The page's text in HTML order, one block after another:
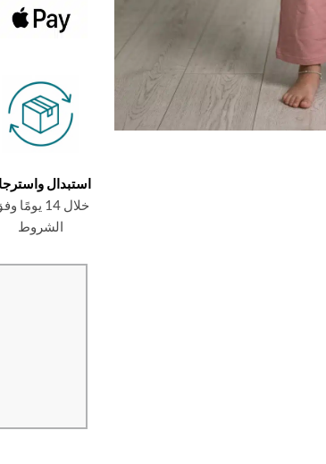
استبدال
خلال 14 يومًا
الشروط